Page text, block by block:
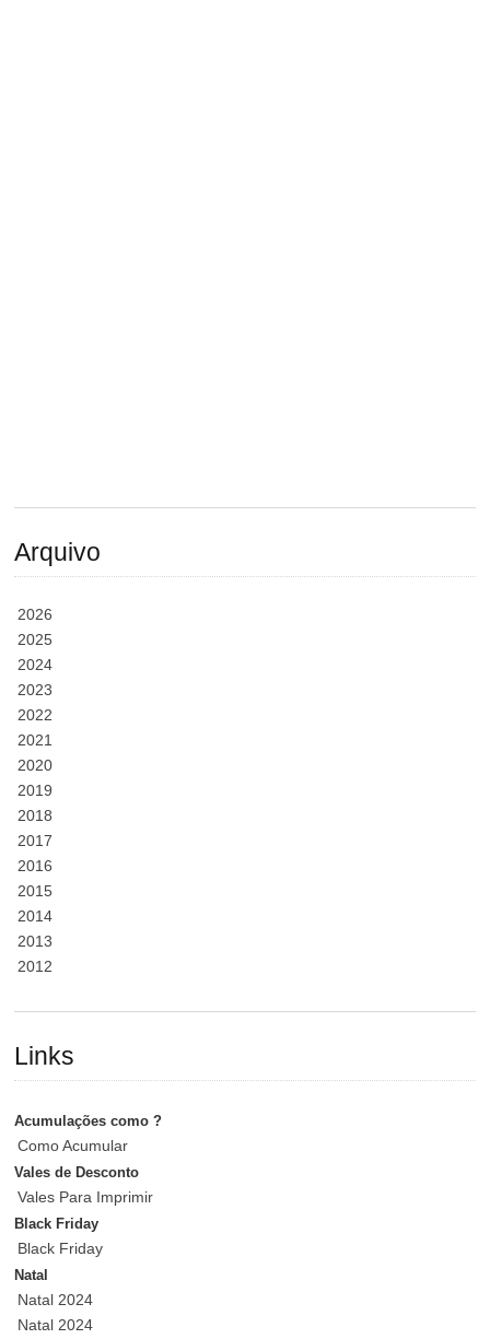
Arquivo
2026
2025
2024
2023
2022
2021
2020
2019
2018
2017
2016
2015
2014
2013
2012
Links
Acumulações como ?
Como Acumular
Vales de Desconto
Vales Para Imprimir
Black Friday
Black Friday
Natal
Natal 2024
Natal 2024